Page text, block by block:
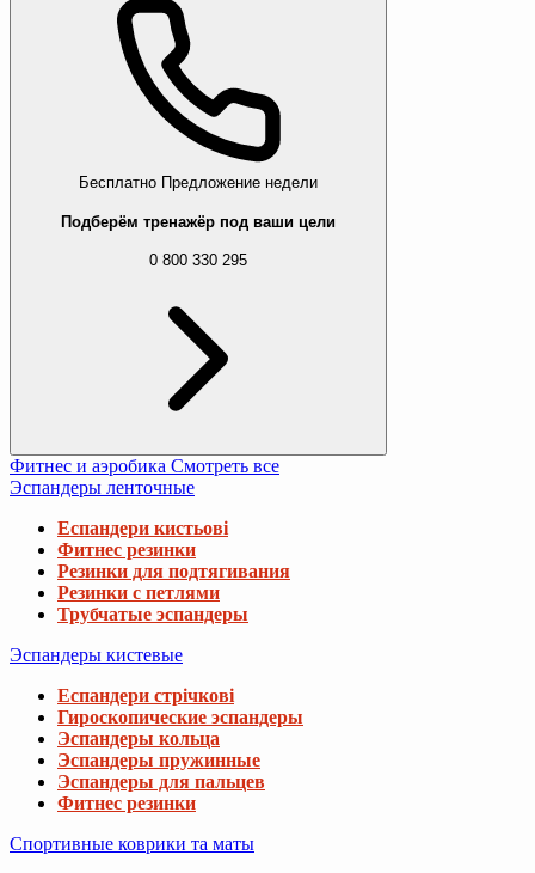
Бесплатно Предложение недели
Подберём тренажёр под ваши цели
0 800 330 295
Фитнес и аэробика Смотреть все
Эспандеры ленточные
Еспандери кистьові
Фитнес резинки
Резинки для подтягивания
Резинки с петлями
Трубчатые эспандеры
Эспандеры кистевые
Еспандери стрічкові
Гироскопические эспандеры
Эспандеры кольца
Эспандеры пружинные
Эспандеры для пальцев
Фитнес резинки
Спортивные коврики та маты